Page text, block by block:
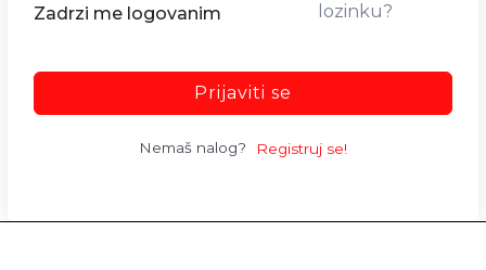
Zadrzi me logovanim
lozinku?
Prijaviti se
Nemaš nalog? Registruj se!